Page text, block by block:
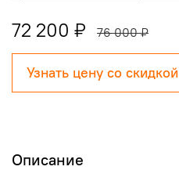
72 200 ₽ 76 000 ₽
Узнать цену со скидкой
Описание